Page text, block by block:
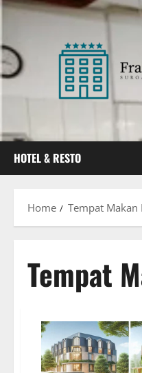
Skip
content
HOTEL & RESTO
Home Tempat Makan
Tempat